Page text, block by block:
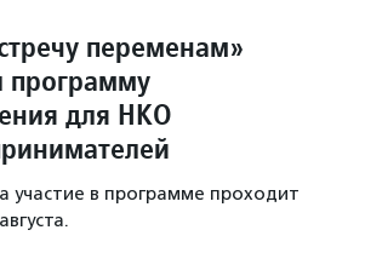
переменам»
программу
для НКО
участие в программе проходит